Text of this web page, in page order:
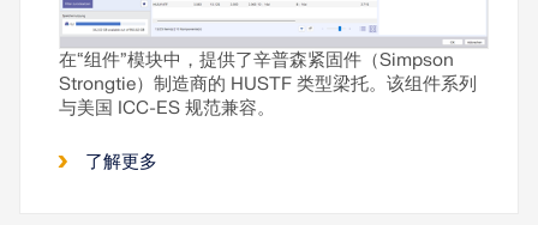
在“组件”模块中，提供了辛普森紧固件（Simpson
Strongtie）制造商的 HUSTF 类型梁托。该组件系列
与美国 ICC-ES 规范兼容。
了解更多